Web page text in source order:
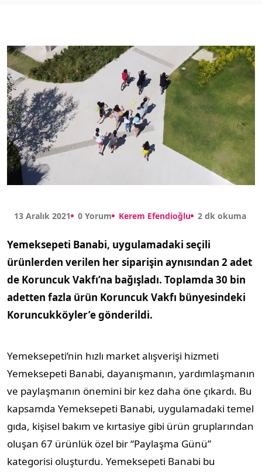
13 Aralık 2021 0 Yorum Kerem Efendioğlu 2 dk okuma
Yemeksepeti Banabi, uygulamadaki seçili
ürünlerden verilen her siparişin aynısından 2 adet
de Koruncuk Vakfı’na bağışladı. Toplamda 30 bin
adetten fazla ürün Koruncuk Vakfı bünyesindeki
Koruncukköyler’e gönderildi.
Yemeksepeti’nin hızlı market alışverişi hizmeti
Yemeksepeti Banabi, dayanışmanın, yardımlaşmanın
ve paylaşmanın önemini bir kez daha öne çıkardı. Bu
kapsamda Yemeksepeti Banabi, uygulamadaki temel
gıda, kişisel bakım ve kırtasiye gibi ürün gruplarından
oluşan 67 ürünlük özel bir “Paylaşma Günü”
kategorisi oluşturdu. Yemeksepeti Banabi bu